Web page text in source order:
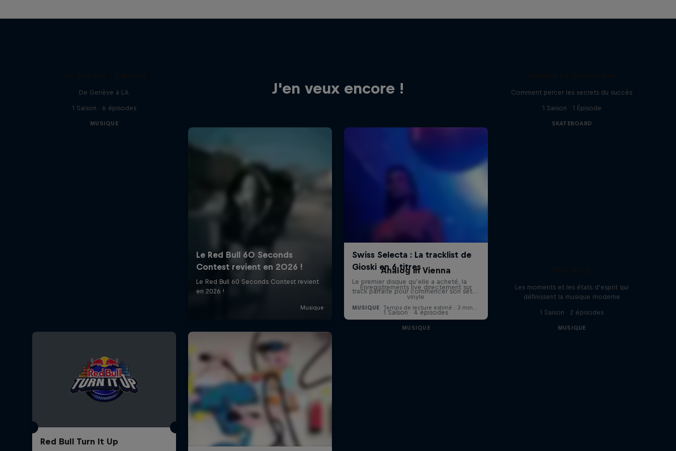
J'en veux encore !
De Genève à LA
1 Saison · 6 épisodes
MUSIQUE
Comment percer les secrets du succès
1 Saison · 1 Épisode
SKATEBOARD
Red Bull Turn It Up
Analog in Vienna
Enregistrements live directement sur
vinyle
1 Saison · 4 épisodes
MUSIQUE
Les moments et les états d’esprit qui
définissent la musique moderne
1 Saison · 2 épisodes
MUSIQUE